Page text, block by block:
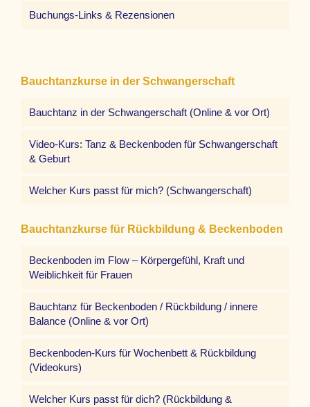
Buchungs-Links & Rezensionen
Bauchtanzkurse in der Schwangerschaft
Bauchtanz in der Schwangerschaft (Online & vor Ort)
Video-Kurs: Tanz & Beckenboden für Schwangerschaft
& Geburt
Welcher Kurs passt für mich? (Schwangerschaft)
Bauchtanzkurse für Rückbildung & Beckenboden
Beckenboden im Flow – Körpergefühl, Kraft und
Weiblichkeit für Frauen
Bauchtanz für Beckenboden / Rückbildung / innere
Balance (Online & vor Ort)
Beckenboden-Kurs für Wochenbett & Rückbildung
(Videokurs)
Welcher Kurs passt für dich? (Rückbildung &